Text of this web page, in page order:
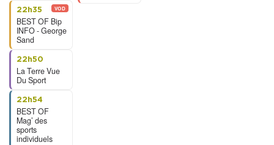
22h35
BEST OF Bip
INFO - George
Sand
VOD
22h50
La Terre Vue
Du Sport
22h54
BEST OF
Mag’ des
sports
individuels